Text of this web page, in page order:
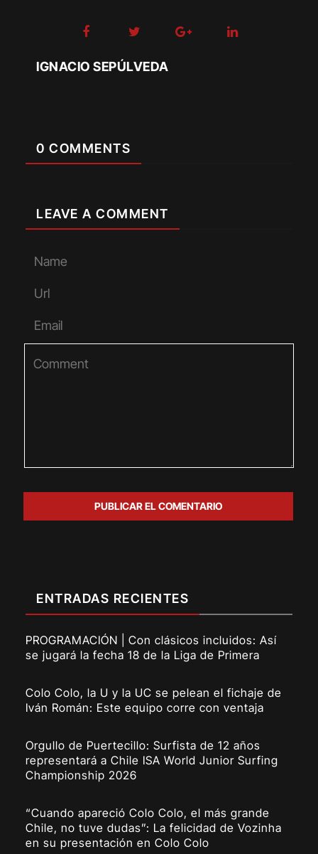
IGNACIO SEPÚLVEDA
0 COMMENTS
LEAVE A COMMENT
ENTRADAS RECIENTES
PROGRAMACIÓN | Con clásicos incluidos: Así
se jugará la fecha 18 de la Liga de Primera
Colo Colo, la U y la UC se pelean el fichaje de
Iván Román: Este equipo corre con ventaja
Orgullo de Puertecillo: Surfista de 12 años
representará a Chile ISA World Junior Surfing
Championship 2026
“Cuando apareció Colo Colo, el más grande
Chile, no tuve dudas”: La felicidad de Vozinha
en su presentación en Colo Colo